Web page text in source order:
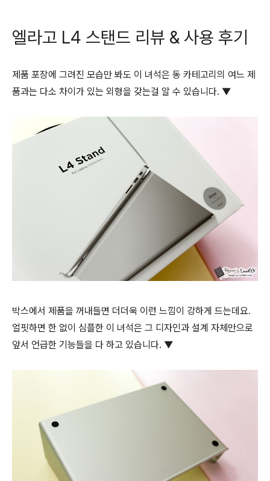
엘라고 L4 스탠드 리뷰 & 사용 후기
제품 포장에 그려진 모습만 봐도 이 녀석은 동 카테고리의 여느 제
품과는 다소 차이가 있는 외형을 갖는걸 알 수 있습니다. ▼
박스에서 제품을 꺼내들면 더더욱 이런 느낌이 강하게 드는데요.
얼핏하면 한 없이 심플한 이 녀석은 그 디자인과 설계 자체만으로
앞서 언급한 기능들을 다 하고 있습니다. ▼